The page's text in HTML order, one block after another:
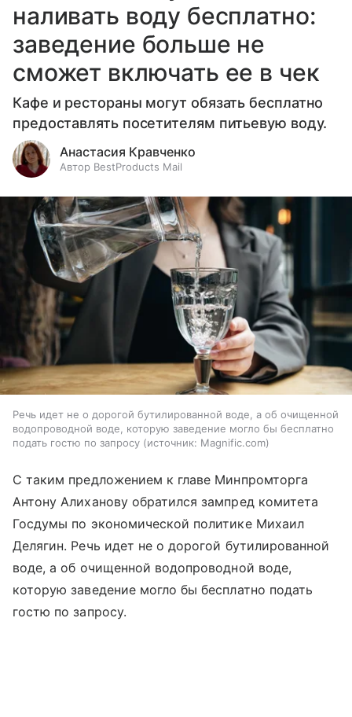
наливать воду бесплатно:
заведение больше не
сможет включать ее в чек
Кафе и рестораны могут обязать бесплатно
предоставлять посетителям питьевую воду.
Анастасия Кравченко
Автор BestProducts Mail
Речь идет не о дорогой бутилированной воде, а об очищенной
водопроводной воде, которую заведение могло бы бесплатно
подать гостю по запросу
источник: Magnific.com
С таким предложением к главе Минпромторга
Антону Алиханову обратился зампред комитета
Госдумы по экономической политике Михаил
Делягин. Речь идет не о дорогой бутилированной
воде, а об очищенной водопроводной воде,
которую заведение могло бы бесплатно подать
гостю по запросу.